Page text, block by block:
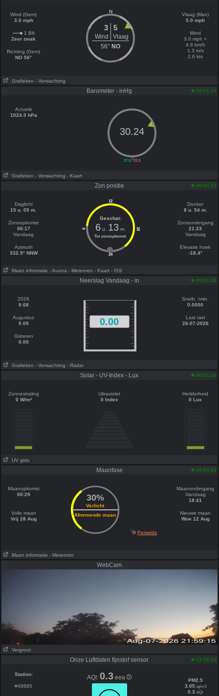
Wind (Gem)
3.0 mph
1 Bft
Zeer zwak
Richting (Gem)
NO 56°
N
3 5
Wind
Vlaag
56° NO
Vlaag (Max)
5.0 mph
Wind
3.0 mph =
4.8 km/h
1.3 m/s
2.6 kts
Grafieken - Verwachting
Barometer - inHg 00:01:26
Actuele
1024.0 hPa
||
27.5 31.5
30.24
Grafieken - Verwachting - Kaart
Zon positie 00:04:25
Daglicht
15 u. 05 m.
Zonsopkomst
06:17
Vandaag
Azimuth
332.9° NNW
12
24
6 18
Geschat:
6u. 13m.
Tot zonsopkomst
Donker
8 u. 54 m.
Zonsondergang
21:23
Vandaag
Elevatie hoek
-18.4°
Maan informatie - Aurora - Meteoren - Kaart - ISS
Neerslag Vandaag - in 00:01:26
2026
9.68
Augustus
0.00
Gisteren
0.00
0.00
Snelh. /min.
0.0000
Last rain
26-07-2026
Grafieken - Verwachting - Radar
Solar - UV-Index - Lux 00:01:26
Zonnestraling
0 W/m²
Ultraviolet
0 Index
Herlderheid
0 Lux
UV gids
Maanfase 00:04:25
Maanopkomst
00:29
Volle maan
Vrij 28 Aug
30%
Verlicht
Afnemende maan
Maanondergang
Vandaag
18:41
Nieuwe maan
Woe 12 Aug
Perseids
Maan informatie - Meteoren
WebCam
Vergroot
Onze Luftdaten fijnstof sensor 23:56:13
Station:
#48685
AQI:0.3 eea
PM2.5
3.05ug/m3
0.3 AQI